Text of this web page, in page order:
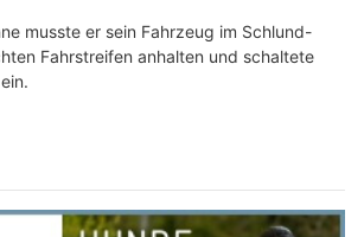
musste er sein Fahrzeug im Schlund-
Fahrstreifen anhalten und schaltete